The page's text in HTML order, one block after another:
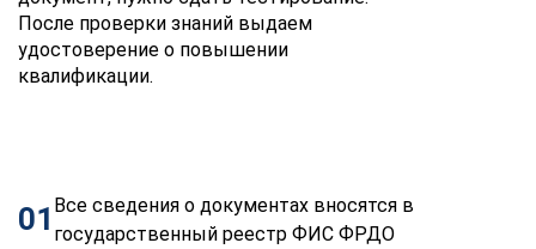
После проверки знаний выдаем
удостоверение о повышении
квалификации.
01 Все сведения о документах вносятся в
государственный реестр ФИС ФРДО